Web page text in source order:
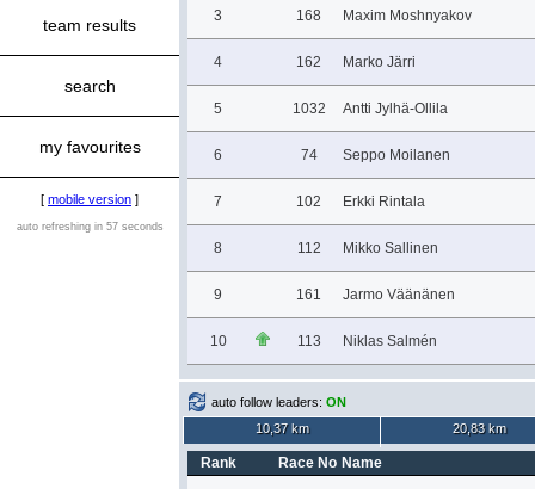
team results
search
my favourites
[ mobile version ]
auto refreshing in 57 seconds
3 168 Maxim Moshnyakov
4 162 Marko Järri
5 1032 Antti Jylhä-Ollila
6 74 Seppo Moilanen
7 102 Erkki Rintala
8 112 Mikko Sallinen
9 161 Jarmo Väänänen
10 113 Niklas Salmén
auto follow leaders: ON
10,37 km
20,83 km
Rank Race No Name